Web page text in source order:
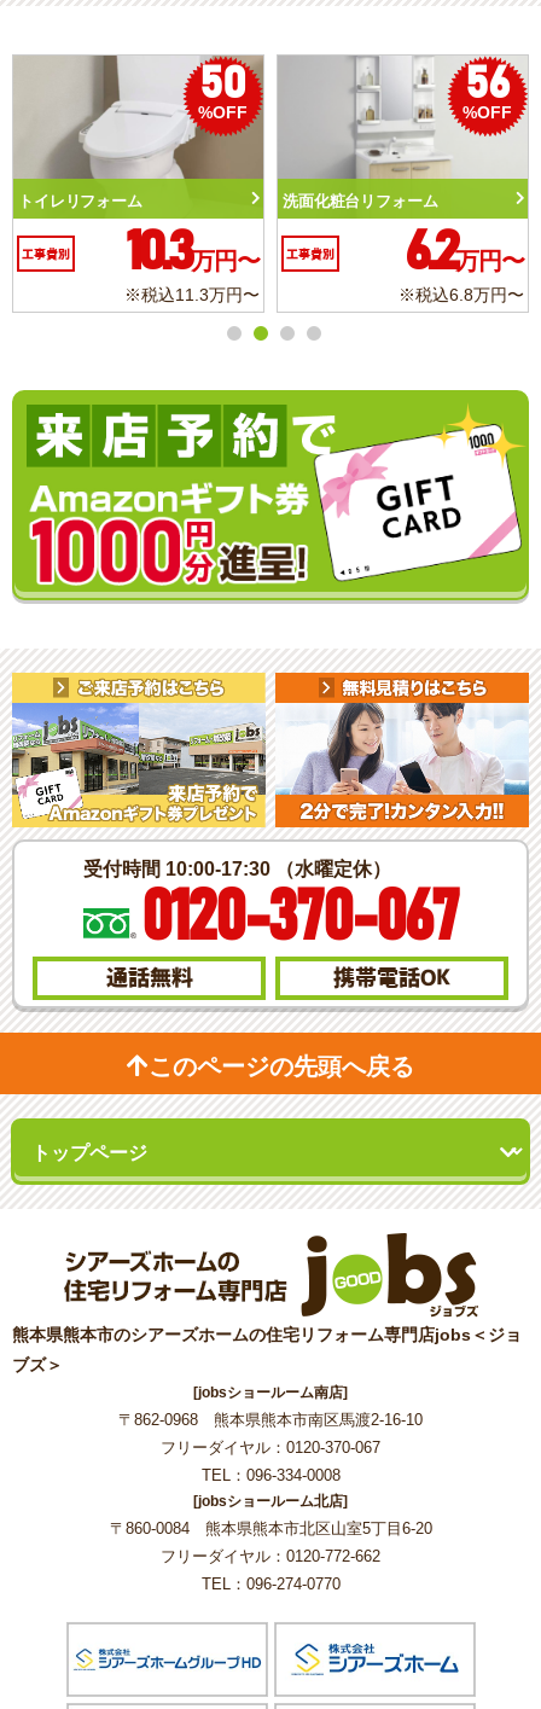
50
%OFF
トイレリフォーム
工事費別 10.3万円〜
※税込11.3万円〜
56
%OFF
洗面化粧台リフォーム
工事費別 6.2万円〜
※税込6.8万円〜
受付時間 10:00-17:30 （水曜定休）
0120-370-067
通話無料 携帯電話OK
このページの先頭へ戻る
熊本県熊本市のシアーズホームの住宅リフォーム専門店jobs＜ジョ
ブズ＞
[jobsショールーム南店]
〒862-0968 熊本県熊本市南区馬渡2-16-10
フリーダイヤル：0120-370-067
TEL：096-334-0008
[jobsショールーム北店]
〒860-0084 熊本県熊本市北区山室5丁目6-20
フリーダイヤル：0120-772-662
TEL：096-274-0770